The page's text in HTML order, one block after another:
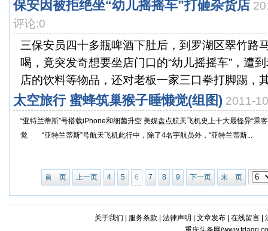
保安因被拒绝坐“幼儿摇摇车”打砸杂货店
评论:0
三保安员四十多瓶啤酒下肚后，到罗湖区翠竹路
喝，竟突发奇想要坐店门口的“幼儿摇摇车”，遭
店的饮料等物品，还对老板一家三口拳打脚踢，
太空旅行 蜜蜂筑巢猴子睡懒觉(组图) 2011-
“亚特兰蒂斯”号搭载iPhone和细菌升空 美媒盘点航天飞机史上十大最怪异“
觉 “亚特兰蒂斯”号航天飞机此行中，除了4名宇航员外，“亚特兰蒂斯...
首 页 上一页 4 5 6 7 8 9 下一页 末 页
关于我们 服务条款 法律声明 文章发布| 在线留言|